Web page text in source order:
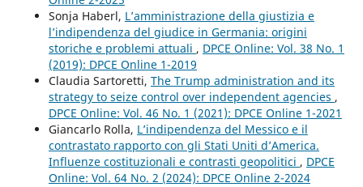
Sonja Haberl, L’amministrazione della giustizia e
l’indipendenza del giudice in Germania: origini
storiche e problemi attuali , DPCE Online: Vol. 38 No. 1
(2019): DPCE Online 1-2019
Claudia Sartoretti, The Trump administration and its
strategy to seize control over independent agencies ,
DPCE Online: Vol. 46 No. 1 (2021): DPCE Online 1-2021
Giancarlo Rolla, L’indipendenza del Messico e il
contrastato rapporto con gli Stati Uniti d’America.
Influenze costituzionali e contrasti geopolitici , DPCE
Online: Vol. 64 No. 2 (2024): DPCE Online 2-2024